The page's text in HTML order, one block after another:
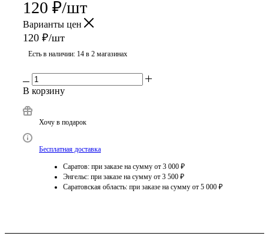
120 ₽/шт
Варианты цен
120 ₽/шт
Есть в наличии: 14 в 2 магазинах
В корзину
Хочу в подарок
Бесплатная доставка
Саратов: при заказе на сумму от 3 000 ₽
Энгельс: при заказе на сумму от 3 500 ₽
Саратовская область: при заказе на сумму от 5 000 ₽